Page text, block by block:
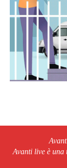
Avanti live è una